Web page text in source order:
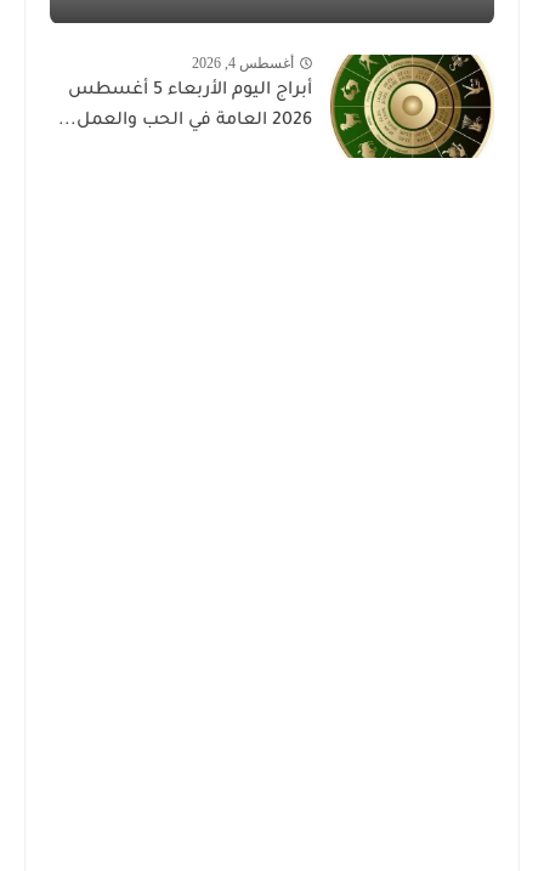
أغسطس 4, 2026
أبراج اليوم الأربعاء 5 أغسطس
2026 العامة في الحب والعمل...